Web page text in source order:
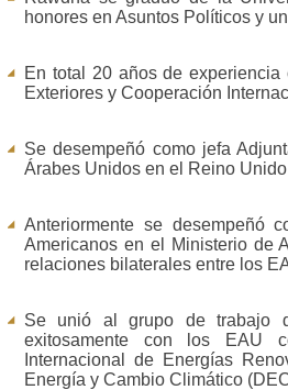
honores en Asuntos Políticos y
En total 20 años de
Exteriores y Cooperación
Se desempeñó como jefa
Árabes Unidos en el Reino
Anteriormente se desempeñó
Americanos en el Ministerio de
relaciones bilaterales entre los
Se unió al grupo de trabajo
exitosamente con los EAU
Internacional de Energías
Energía y Cambio Climático